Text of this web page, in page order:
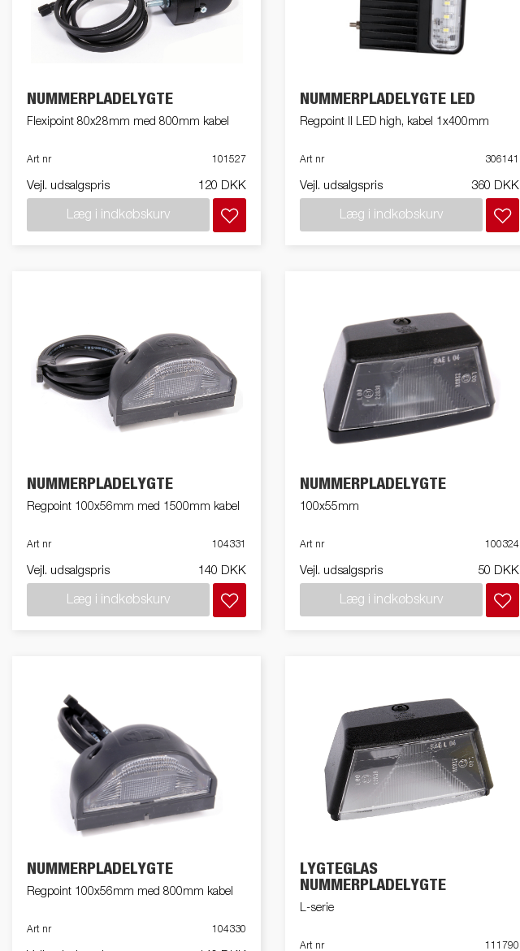
Lukket trailer Trailer med tip Vandsport
Påløbsbremser Udstyrskit
Skærme
NUMMERPLADELYGTE
Flexipoint 80x28mm med 800mm kabel
Art nr 101527
Vejl. udsalgspris 120 DKK
Læg i indkøbskurv
NUMMERPLADELYGTE LED
Regpoint II LED high, kabel 1x400mm
Art nr 306141
Vejl. udsalgspris 360 DKK
Læg i indkøbskurv
NUMMERPLADELYGTE
Regpoint 100x56mm med 1500mm kabel
Art nr 104331
Vejl. udsalgspris 140 DKK
Læg i indkøbskurv
NUMMERPLADELYGTE
100x55mm
Art nr 100324
Vejl. udsalgspris 50 DKK
Læg i indkøbskurv
NUMMERPLADELYGTE
Regpoint 100x56mm med 800mm kabel
Art nr 104330
LYGTEGLAS
NUMMERPLADELYGTE
L-serie
Art nr 111790